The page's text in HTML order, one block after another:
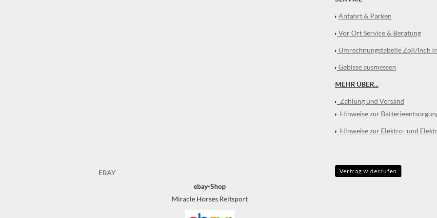
Anfahrt & Parken
Vor Ort Service & Beratung
Umrechnungstabelle Zoll/Inch
Gebisse ausmessen
MEHR ÜBER...
Zahlung und Versand
Hinweise zur
Hinweise zur Elektro- und
EBAY
ebay-Shop
Miracle Horses Reitsport
Vertrag widerrufen